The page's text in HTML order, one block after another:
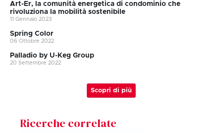
Art-Er, la comunità energetica di condominio che
rivoluziona la mobilità sostenibile
11 Gennaio 2023
Spring Color
06 Ottobre 2022
Palladio by U-Keg Group
20 Settembre 2022
Scopri di più
Ricerche correlate